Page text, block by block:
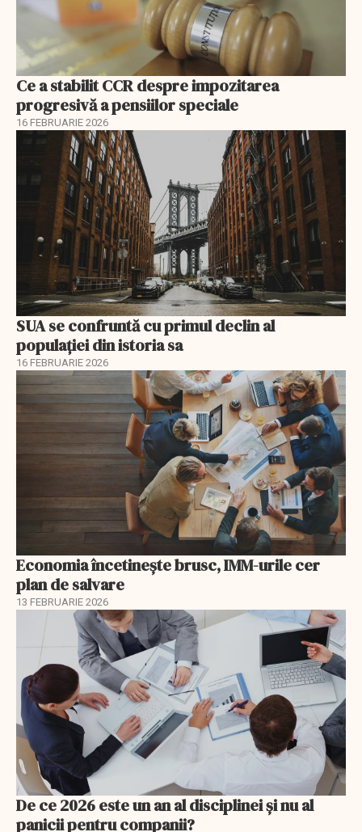
Ce a stabilit CCR despre impozitarea
progresivă a pensiilor speciale
16 FEBRUARIE 2026
SUA se confruntă cu primul declin al
populației din istoria sa
16 FEBRUARIE 2026
Economia încetinește brusc, IMM-urile cer
plan de salvare
13 FEBRUARIE 2026
De ce 2026 este un an al disciplinei și nu al
panicii pentru companii?